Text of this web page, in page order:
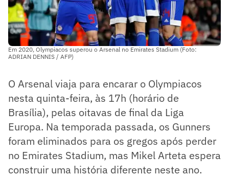
Em 2020, Olympiacos superou o Arsenal no Emirates Stadium (Foto:
ADRIAN DENNIS / AFP)
O Arsenal viaja para encarar o Olympiacos
nesta quinta-feira, às 17h (horário de
Brasília), pelas oitavas de final da Liga
Europa. Na temporada passada, os Gunners
foram eliminados para os gregos após perder
no Emirates Stadium, mas Mikel Arteta espera
construir uma história diferente neste ano.